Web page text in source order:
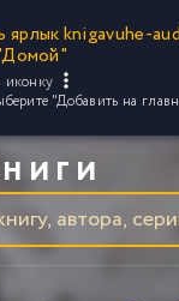
ярлык knigavuhe-
иконку
"Добавить на